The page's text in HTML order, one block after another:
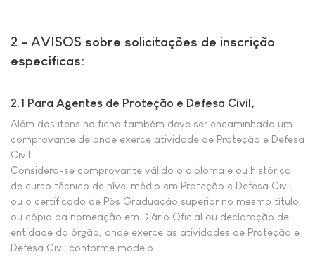
2 - AVISOS sobre solicitações de inscrição
específicas:
2.1 Para Agentes de Proteção e Defesa Civil,
Além dos itens na ficha também deve ser encaminhado um
comprovante de onde exerce atividade de Proteção e Defesa
Civil.
Considera-se comprovante válido o diploma e ou histórico
de curso técnico de nível médio em Proteção e Defesa Civil,
ou o certificado de Pós Graduação superior no mesmo título,
ou cópia da nomeação em Diário Oficial ou declaração de
entidade do órgão, onde exerce as atividades de Proteção e
Defesa Civil conforme modelo.